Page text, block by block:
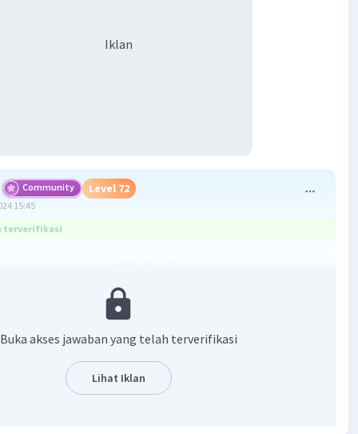
Iklan
Community Level 72
15:45
terverifikasi
berbentuk setengah bola
Buka akses jawaban yang telah terverifikasi
Lihat Iklan